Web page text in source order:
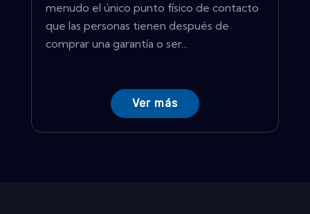
menudo el único punto físico de contacto
que las personas tienen después de
comprar una garantía o ser...
Ver más